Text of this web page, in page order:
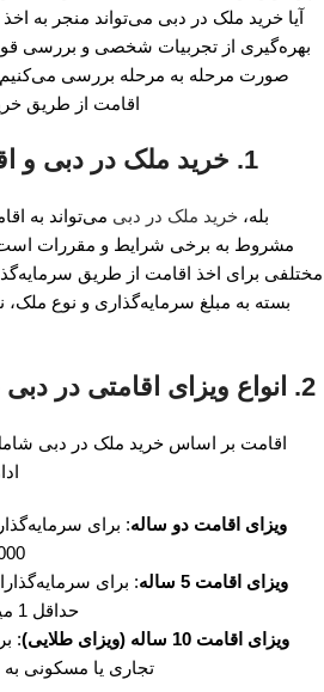
آیا خرید ملک در دبی می‌تواند منجر به
بهره‌گیری از تجربیات شخصی و بررسی
صورت مرحله به مرحله بررسی می‌کنیم
اقامت از طریق
1. خرید ملک در دبی و اقامت: یک مرور کلی
بله، خرید ملک در دبی می‌تواند به
مشروط به برخی شرایط و مقررات
مختلفی برای اخذ اقامت از طریق
بسته به مبلغ سرمایه‌گذاری و نوع
2. انواع ویزای اقامتی در دبی بر اساس خرید ملک
اقامت بر اساس خرید ملک در دبی
ویزای اقامت دو ساله: برای
750,000
ویزای اقامت 5 ساله
: برای
حداقل 1 میلیون درهم خریداری می‌کنند.
ویزای اقامت 10 ساله (ویزای طلایی)
:
تجاری یا مسکونی به ارزش